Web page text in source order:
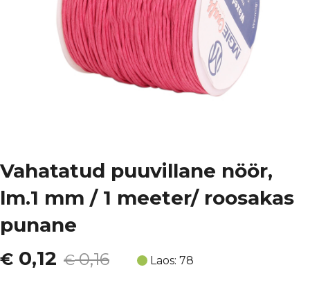
Vahatatud puuvillane nöör,
lm.1 mm / 1 meeter/ roosakas
punane
€0,16
Algne
€ 0,12
Current
Laos: 78